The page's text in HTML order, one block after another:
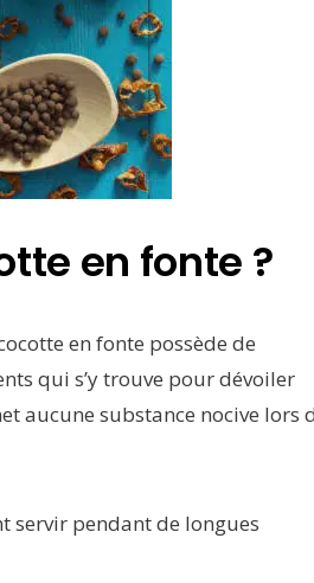
en fonte ?
en fonte possède de
qui s’y trouve pour dévoiler
aucune substance nocive lors
servir pendant de longues